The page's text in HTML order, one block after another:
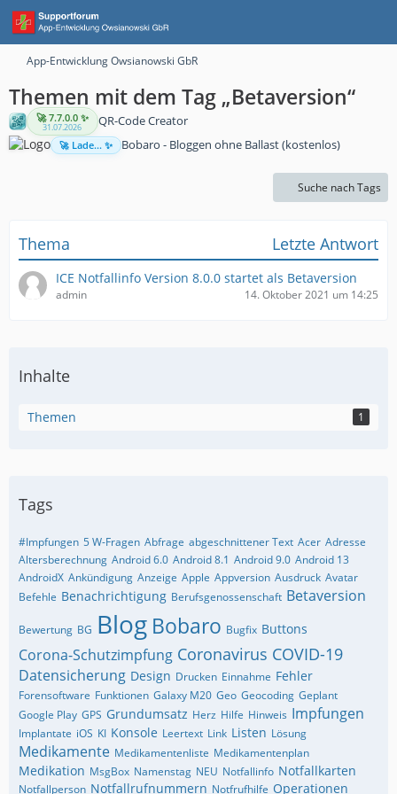
App-Entwicklung Owsianowski GbR
Themen mit dem Tag „Betaversion“
🚀 7.7.0.0 ✨
31.07.2026 QR-Code Creator
🚀 Lade... ✨ Bobaro - Bloggen ohne Ballast (kostenlos)
Suche nach Tags
Thema Letzte Antwort
ICE Notfallinfo Version 8.0.0 startet als Betaversion
admin 14. Oktober 2021 um 14:25
Inhalte
Themen 1
Tags
#Impfungen 5 W-Fragen Abfrage abgeschnittener Text Acer Adresse
Altersberechnung Android 6.0 Android 8.1 Android 9.0 Android 13
AndroidX Ankündigung Anzeige Apple Appversion Ausdruck Avatar
Befehle Benachrichtigung Berufsgenossenschaft Betaversion
Bewertung BG Blog Bobaro Bugfix Buttons
Corona-Schutzimpfung Coronavirus COVID-19
Datensicherung Design Drucken Einnahme Fehler
Forensoftware Funktionen Galaxy M20 Geo Geocoding Geplant
Google Play GPS Grundumsatz Herz Hilfe Hinweis Impfungen
Implantate iOS KI Konsole Leertext Link Listen Lösung
Medikamente Medikamentenliste Medikamentenplan
Medikation MsgBox Namenstag NEU Notfallinfo Notfallkarten
Notfallperson Notfallrufnummern Notfrufhilfe Operationen